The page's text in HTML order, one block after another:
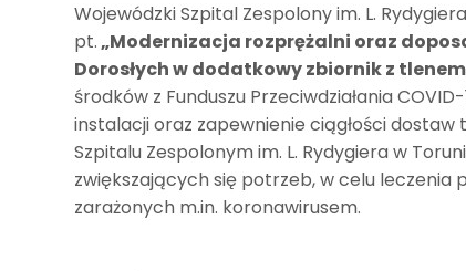
Wojewódzki Szpital Zespolony im. L.
pt.„Modernizacja rozprężalni oraz
Dorosłych w dodatkowy zbiornik z
środków z Funduszu Przeciwdziałania
instalacji oraz zapewnienie ciągłości
Szpitalu Zespolonym im. L. Rydygiera w
zwiększających się potrzeb, w celu
zarażonych m.in. koronawirusem.